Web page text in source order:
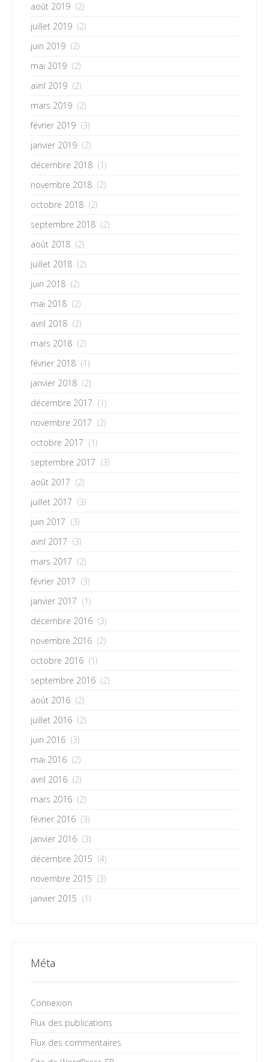
août 2019 (2)
juillet 2019 (2)
juin 2019 (2)
mai 2019 (2)
avril 2019 (2)
mars 2019 (2)
février 2019 (3)
janvier 2019 (2)
décembre 2018 (1)
novembre 2018 (2)
octobre 2018 (2)
septembre 2018 (2)
août 2018 (2)
juillet 2018 (2)
juin 2018 (2)
mai 2018 (2)
avril 2018 (2)
mars 2018 (2)
février 2018 (1)
janvier 2018 (2)
décembre 2017 (1)
novembre 2017 (2)
octobre 2017 (1)
septembre 2017 (3)
août 2017 (2)
juillet 2017 (3)
juin 2017 (3)
avril 2017 (3)
mars 2017 (2)
février 2017 (3)
janvier 2017 (1)
décembre 2016 (3)
novembre 2016 (2)
octobre 2016 (1)
septembre 2016 (2)
août 2016 (2)
juillet 2016 (2)
juin 2016 (3)
mai 2016 (2)
avril 2016 (2)
mars 2016 (2)
février 2016 (3)
janvier 2016 (3)
décembre 2015 (4)
novembre 2015 (3)
janvier 2015 (1)
Méta
Connexion
Flux des publications
Flux des commentaires